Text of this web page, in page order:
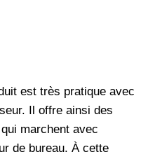
est très pratique avec
Il offre ainsi des
marchent avec
de bureau. À cette